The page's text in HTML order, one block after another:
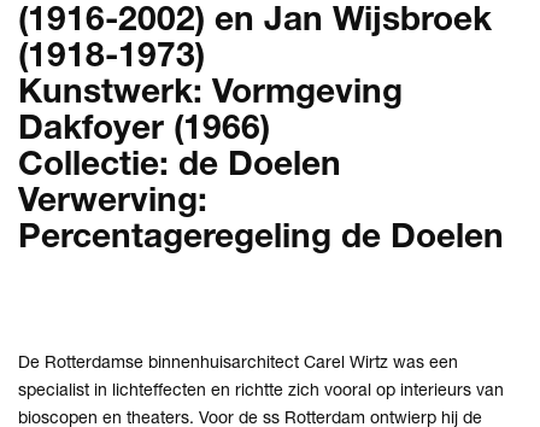
(1916-2002) en Jan Wijsbroek
(1918-1973)
Kunstwerk: Vormgeving
Dakfoyer (1966)
Collectie: de Doelen
Verwerving:
Percentageregeling de Doelen
De Rotterdamse binnenhuisarchitect Carel Wirtz was een
specialist in lichteffecten en richtte zich vooral op interieurs van
bioscopen en theaters. Voor de ss Rotterdam ontwierp hij de